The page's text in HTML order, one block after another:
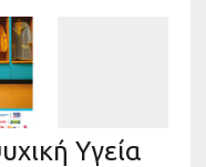
Υγεία